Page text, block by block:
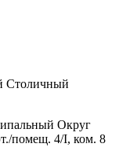
Столичный
Округ
помещ. 4/I, ком. 8